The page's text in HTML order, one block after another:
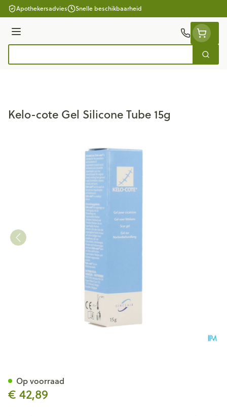
Ga naar de inhoud
Apothekersadvies Snelle beschikbaarheid
Menu
Zoek
Kelo-cote Gel Silicone Tube 15g
€ 42,89
Op voorraad